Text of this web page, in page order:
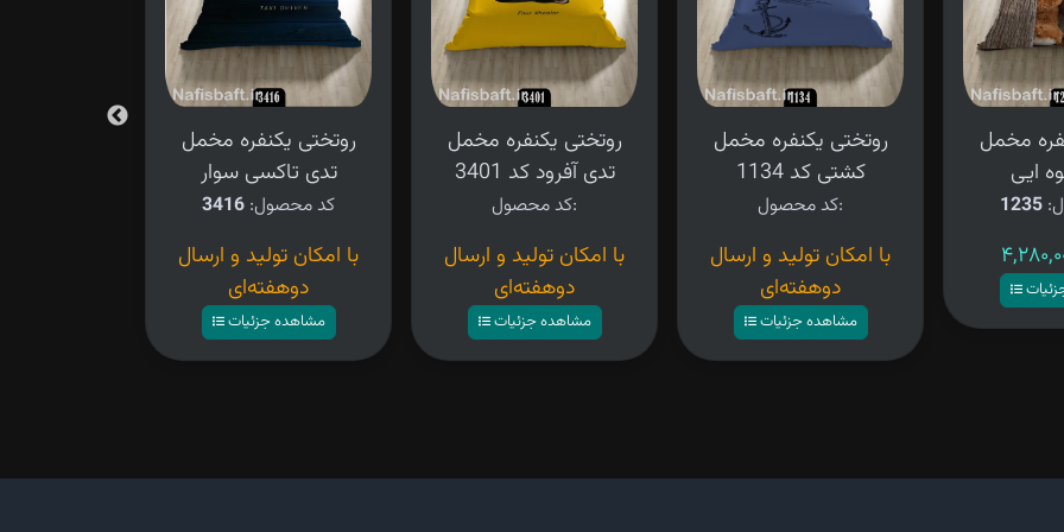
روتختی یکنفره مخمل
تدی تاکسی سوار
کد محصول: 3416
با امکان تولید و ارسال
دوهفته‌ای
مشاهده جزئیات
روتختی یکنفره مخمل
تدی آفرود کد 3401
کد محصول:
با امکان تولید و ارسال
دوهفته‌ای
مشاهده جزئیات
روتختی یکنفره مخمل
کشتی کد 1134
کد محصول:
با امکان تولید و ارسال
دوهفته‌ای
مشاهده جزئیات
مخمل
ایی
1235